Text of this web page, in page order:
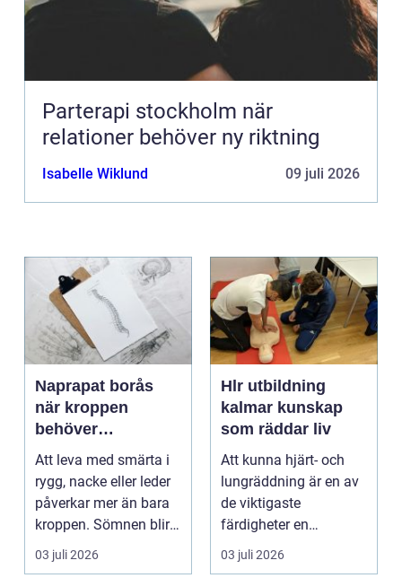
Parterapi stockholm när
relationer behöver ny riktning
Isabelle Wiklund 09 juli 2026
Naprapat borås
när kroppen
behöver
professionell
manuell
behandling
Att leva med smärta i
rygg, nacke eller leder
påverkar mer än bara
kroppen. Sömnen blir
sämre, humör...
03 juli 2026
Hlr utbildning
kalmar kunskap
som räddar liv
Att kunna hjärt- och
lungräddning är en av
de viktigaste
färdigheter en
människa kan ha.
Varje år dr...
03 juli 2026